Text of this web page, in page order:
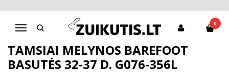
Navigacija
0
Pagrindinis Batai berniukui
D.D.Step batai berniukams
Tamsiai mėlynos barefoot basutės 32-37 d. G076-356L
TAMSIAI MĖLYNOS BAREFOOT
BASUTĖS 32-37 D. G076-356L